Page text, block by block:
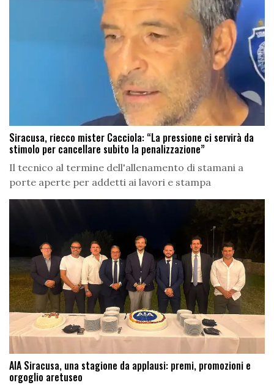
Siracusa, riecco mister Cacciola: “La pressione ci servirà da
stimolo per cancellare subito la penalizzazione”
Il tecnico al termine dell'allenamento di stamani a
porte aperte per addetti ai lavori e stampa
AIA Siracusa, una stagione da applausi: premi, promozioni e
orgoglio aretuseo